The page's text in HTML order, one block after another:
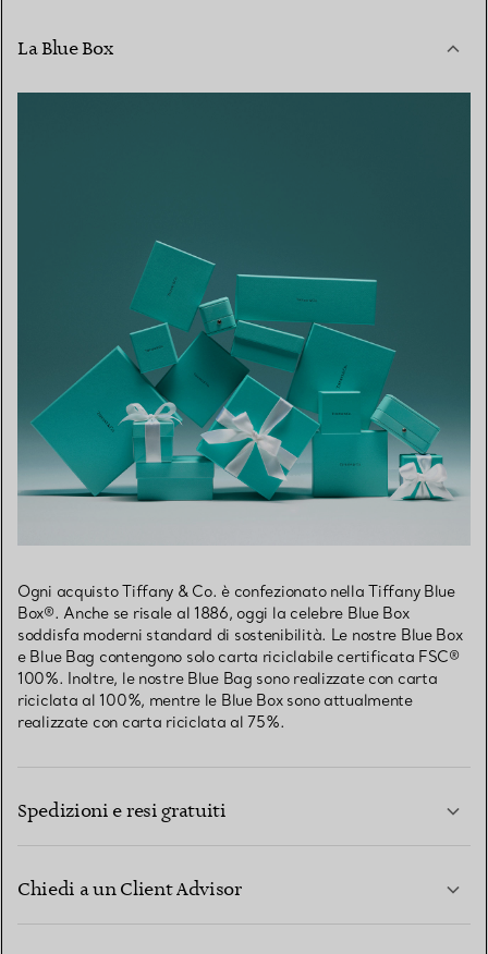
La Blue Box
Ogni acquisto Tiffany & Co. è confezionato nella Tiffany Blue
Box®. Anche se risale al 1886, oggi la celebre Blue Box
soddisfa moderni standard di sostenibilità. Le nostre Blue Box
e Blue Bag contengono solo carta riciclabile certificata FSC®
100%. Inoltre, le nostre Blue Bag sono realizzate con carta
riciclata al 100%, mentre le Blue Box sono attualmente
realizzate con carta riciclata al 75%.
Spedizioni e resi gratuiti
Chiedi a un Client Advisor